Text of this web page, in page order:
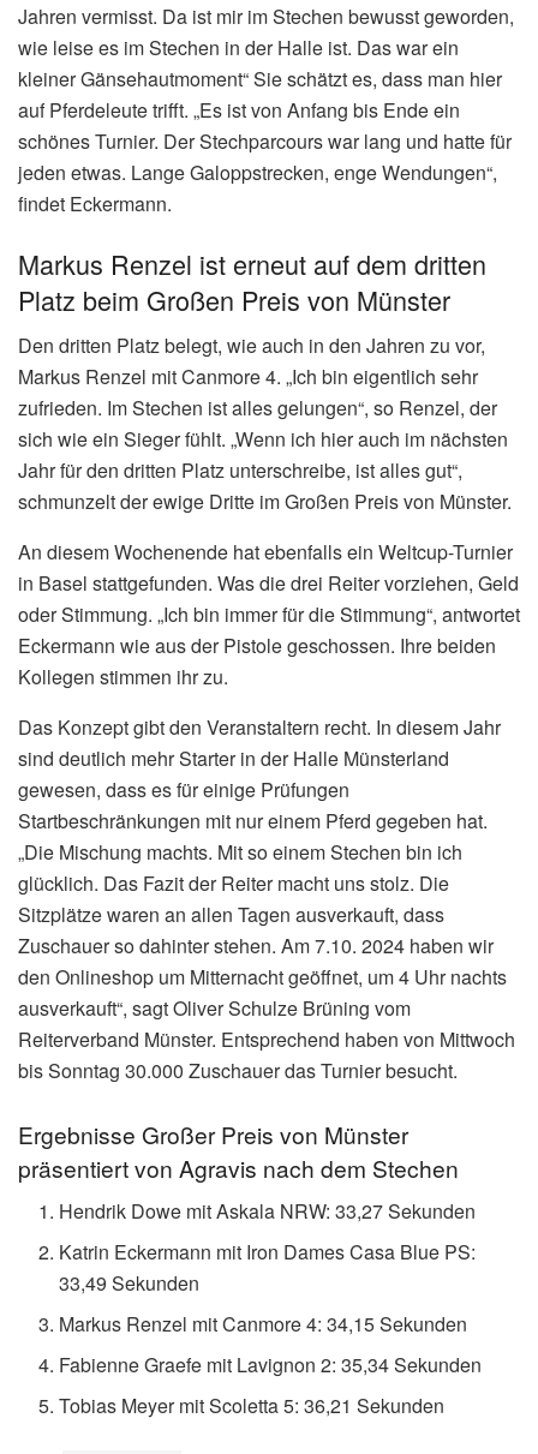
Jahren vermisst. Da ist mir im Stechen bewusst geworden,
wie leise es im Stechen in der Halle ist. Das war ein
kleiner Gänsehautmoment“ Sie schätzt es, dass man hier
auf Pferdeleute trifft. „Es ist von Anfang bis Ende ein
schönes Turnier. Der Stechparcours war lang und hatte für
jeden etwas. Lange Galoppstrecken, enge Wendungen“,
findet Eckermann.
Markus Renzel ist erneut auf dem dritten
Platz beim Großen Preis von Münster
Den dritten Platz belegt, wie auch in den Jahren zu vor,
Markus Renzel mit Canmore 4. „Ich bin eigentlich sehr
zufrieden. Im Stechen ist alles gelungen“, so Renzel, der
sich wie ein Sieger fühlt. „Wenn ich hier auch im nächsten
Jahr für den dritten Platz unterschreibe, ist alles gut“,
schmunzelt der ewige Dritte im Großen Preis von Münster.
An diesem Wochenende hat ebenfalls ein Weltcup-Turnier
in Basel stattgefunden. Was die drei Reiter vorziehen, Geld
oder Stimmung. „Ich bin immer für die Stimmung“, antwortet
Eckermann wie aus der Pistole geschossen. Ihre beiden
Kollegen stimmen ihr zu.
Das Konzept gibt den Veranstaltern recht. In diesem Jahr
sind deutlich mehr Starter in der Halle Münsterland
gewesen, dass es für einige Prüfungen
Startbeschränkungen mit nur einem Pferd gegeben hat.
„Die Mischung machts. Mit so einem Stechen bin ich
glücklich. Das Fazit der Reiter macht uns stolz. Die
Sitzplätze waren an allen Tagen ausverkauft, dass
Zuschauer so dahinter stehen. Am 7.10. 2024 haben wir
den Onlineshop um Mitternacht geöffnet, um 4 Uhr nachts
ausverkauft“, sagt Oliver Schulze Brüning vom
Reiterverband Münster. Entsprechend haben von Mittwoch
bis Sonntag 30.000 Zuschauer das Turnier besucht.
Ergebnisse Großer Preis von Münster
präsentiert von Agravis nach dem Stechen
Hendrik Dowe mit Askala NRW: 33,27 Sekunden
Katrin Eckermann mit Iron Dames Casa Blue PS:
33,49 Sekunden
Markus Renzel mit Canmore 4: 34,15 Sekunden
Fabienne Graefe mit Lavignon 2: 35,34 Sekunden
Tobias Meyer mit Scoletta 5: 36,21 Sekunden